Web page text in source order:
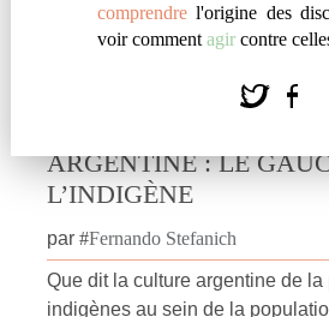
comprendre l'origine des
voir comment agir contre
ALTÉRITÉ ET
ARGENTINE : LE
L’INDIGÈNE
par #Fernando Stefanich
Que dit la culture argentine de
indigènes au sein de la